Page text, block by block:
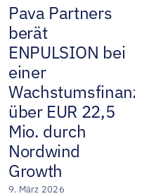
Pava Partners
berät
ENPULSION bei
einer
über EUR 22,5
Mio. durch
Nordwind
Growth
9. März 2026